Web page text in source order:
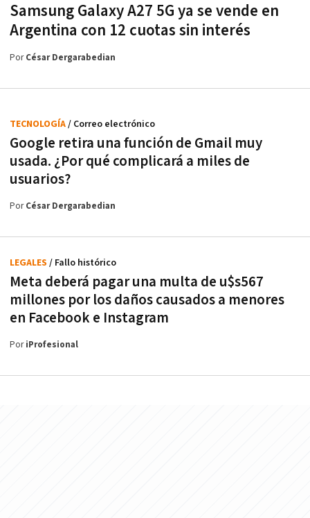
Samsung Galaxy A27 5G ya se vende en
Argentina con 12 cuotas sin interés
PorCésar Dergarabedian
Google retira una función de Gmail muy
usada. ¿Por qué complicará a miles de
usuarios?
TECNOLOGÍA/ Correo electrónico
PorCésar Dergarabedian
Meta deberá pagar una multa de u$s567
millones por los daños causados a menores
en Facebook e Instagram
LEGALES / Fallo histórico
PoriProfesional